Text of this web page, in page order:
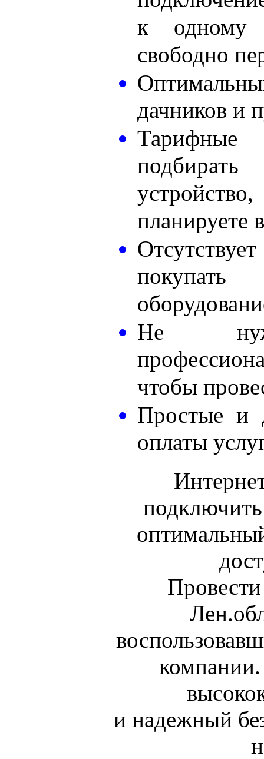
к одному
свободно
дачников и
планируете
Не
чтобы
Простые и
оплаты
и надежный